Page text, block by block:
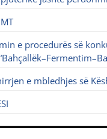
e procedurës së
e mbledhjes së